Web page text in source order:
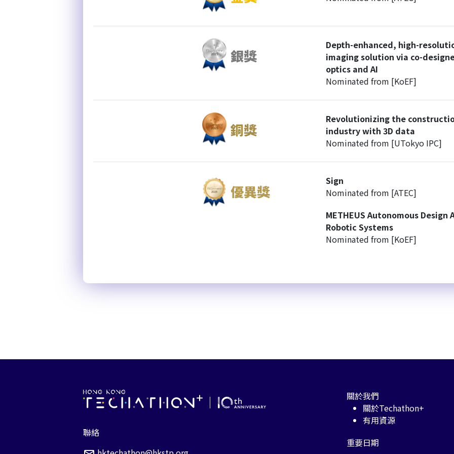
銀獎
Depth-enhanced, high-
imaging solution via co-
optics and AI
Nominated from [KoEF]
銅獎
Revolutionizing the
industry with 3D data
Nominated from [UTokyo IPC]
優異獎
Sign
Nominated from [ATEC]
METHEUS Autonomous Design
Robotic Systems
Nominated from [KoEF]
關於我們
關於Techathon+
有用資源
重要日期
聯絡